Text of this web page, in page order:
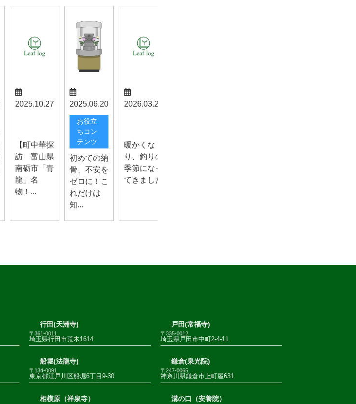
2025.10.27
【町中華探
訪 富山県
南砺市「青
龍」名
物！...
2025.06.20
お役立
ちコン
テンツ
初めての納
骨、不安を
ゼロに！こ
れだけは
知...
2026.03.21
暖かくな
り、釣りの
季節になっ
てきました
行田(天洲寺)
〒361-0011
埼玉県行田市荒木1614
戸田(常福寺)
〒335-0012
埼玉県戸田市中町2-4-11
船堀(法龍寺)
〒134-0091
東京都江戸川区船堀6丁目9-30
鎌倉(泉光院)
〒247-0065
神奈川県鎌倉市上町屋631
相模原（祥泉寺） 溝の口（安養院）